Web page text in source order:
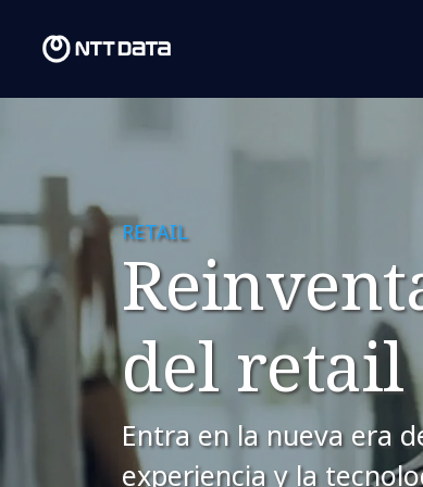
RETAIL
del retail
Entra en la nueva era
experiencia y la